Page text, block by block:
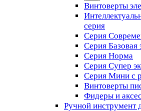
Винтоверты
серия
Серия
Серия Базовая
Серия Норма
Серия Cупер
Серия Мини с
Винтоверты
Фидеры и
Ручной инструмент